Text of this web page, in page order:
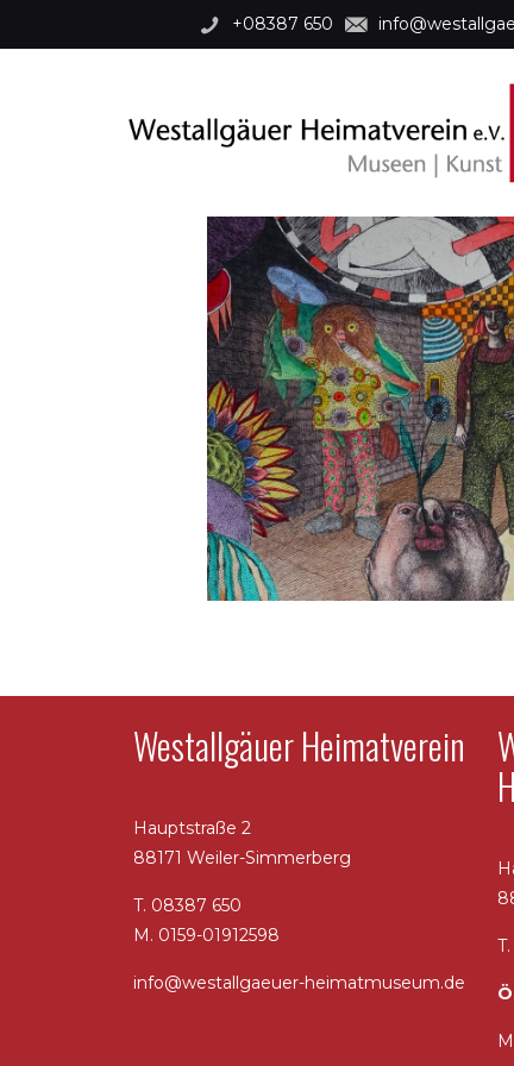
+08387 650
Westallgäuer Heimatverein
Hauptstraße 2
88171 Weiler-Simmerberg
T. 08387 650
M. 0159-01912598
info@westallgaeuer-heimatmuseum.de